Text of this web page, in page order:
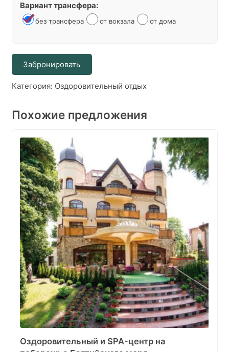
Вариант трансфера:
без трансфера от вокзала от дома
Забронировать
Alternative:
Категория: Оздоровительный отдых
Похожие предложения
Оздоровительный и SPA-центр на